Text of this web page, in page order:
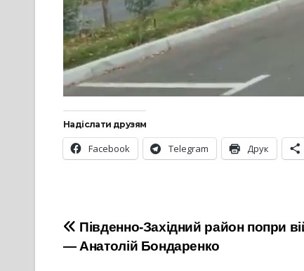
Надіслати друзям
Facebook Telegram Друк
Навігація
Південно-Західний район попри
— Анатолій Бондаренко